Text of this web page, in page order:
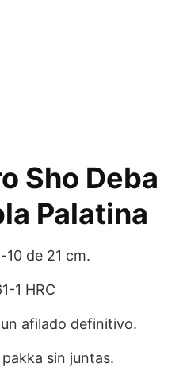
Sho Deba
Palatina
10 de 21 cm.
1 HRC
afilado definitivo.
sin juntas.